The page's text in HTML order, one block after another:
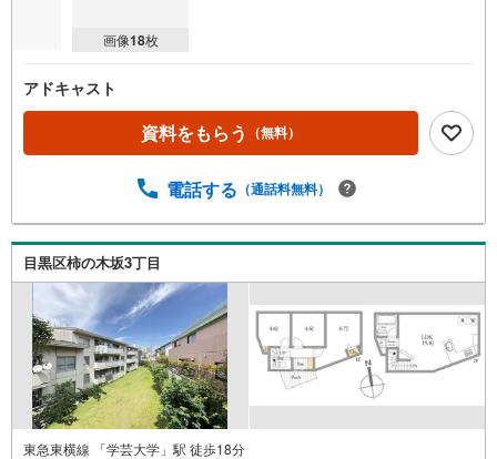
画像18枚
アドキャスト
資料をもらう （無料）
電話する （通話料無料）
目黒区柿の木坂3丁目
東急東横線 「学芸大学」駅 徒歩18分